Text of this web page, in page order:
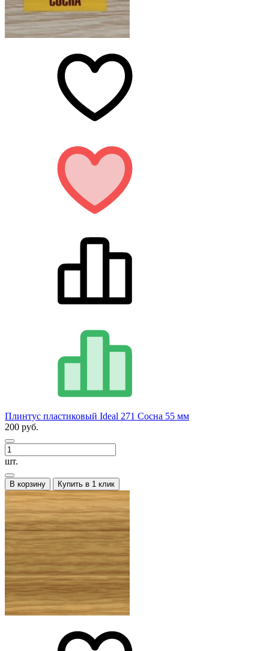
Плинтус пластиковый Ideal 271 Сосна 55 мм
200 руб.
шт.
В корзину Купить в 1 клик